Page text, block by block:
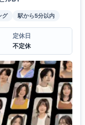
グ 駅から5分以内
定休日
不定休